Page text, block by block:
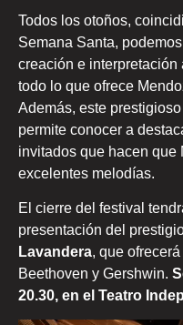
Todos los otoños,
Semana Santa,
creación e interpretación
todo lo que ofrece
Además, este
permite conocer a
invitados que hacen que
excelentes melodías.
El cierre del festival
presentación del
Lavandera, que
Beethoven y Gershwin.
20.30, en el Teatro